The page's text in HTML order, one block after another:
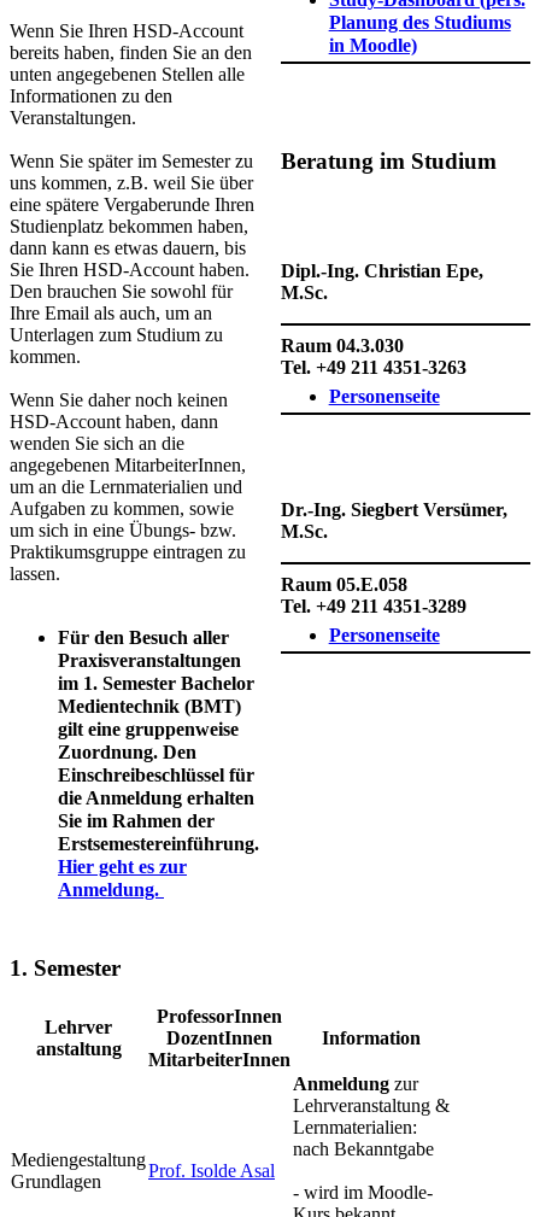
Wenn Sie Ihren HSD-Account
bereits haben, finden Sie an den
unten angegebenen Stellen alle
Informationen zu den
Veranstaltungen.
Wenn Sie später im Semester zu
uns kommen, z.B. weil Sie über
eine spätere Vergaberunde Ihren
Studienplatz bekommen haben,
dann kann es etwas dauern, bis
Sie Ihren HSD-Account haben.
Den brauchen Sie sowohl für
Ihre Email als auch, um an
Unterlagen zum Studium zu
kommen.
Wenn Sie daher noch keinen
HSD-Account haben, dann
wenden Sie sich an die
angegebenen MitarbeiterInnen,
um an die Lernmaterialien und
Aufgaben zu kommen, sowie
um sich in eine Übungs- bzw.
Praktikumsgruppe eintragen zu
lassen.​​
Für den Besuch aller
Praxisveranstaltungen
im 1. Semester Bachelor
Medientechnik (BMT)
gilt eine gruppenweise
Zuordn​ung. Den
Einschreibeschlüssel für
die Anmeldung erhalten
Sie im Rahmen der
Erstsemestereinführung.
Hier geht es z​ur
Anmeldung. ​​
1. Semester
​​​​Lehrver​​​
anstaltung
​ProfessorInnen
​DozentInnen
MitarbeiterInnen
Information
​Mediengestaltung
Grundlagen
Prof. Isolde Asal​
Anmeldung zur
Lehrveranstaltung &
Lernmaterialien:
nach Bekanntgabe
- wird im Moodle-
Planung des Studiums
in Moodle)​
Beratung im Studium​
Dipl.-Ing. Christian Epe,
M.Sc.
Raum 04.3.030
Tel. +49 211 4351-3263​
Personen​seite
​​Dr.-Ing. Siegbert Versümer,
M.Sc.
Raum 05.E.058
Tel. +49 211 4351-3289
Personenseite​